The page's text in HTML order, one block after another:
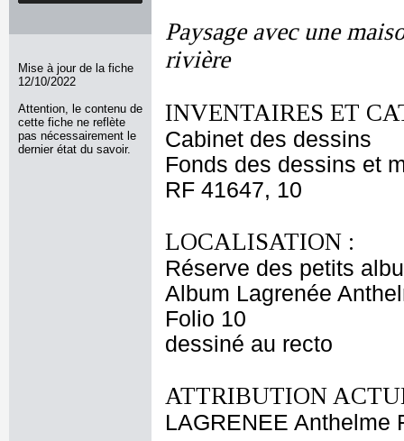
Mise à jour de la fiche
12/10/2022
Attention, le contenu de
cette fiche ne reflète
pas nécessairement le
dernier état du savoir.
Paysage avec une
rivière
INVENTAIRES ET
Cabinet des dessins
Fonds des dessins et
RF 41647, 10
LOCALISATION :
Réserve des petits
Album Lagrenée
Folio 10
dessiné au recto
ATTRIBUTION
LAGRENEE Anthelme